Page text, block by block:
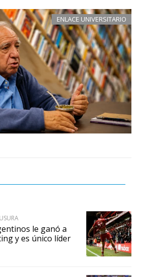
ENLACE UNIVERSITARIO
le ganó a
y es único líder